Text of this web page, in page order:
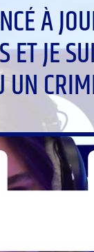
À
JE
UN